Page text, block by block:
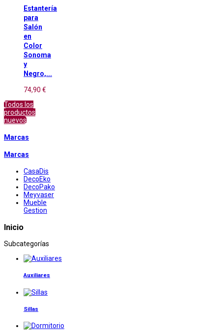
Estantería
para
Salón
en
Color
Sonoma
y
Negro,...
74,90 €
Todos los
productos
nuevos
Marcas
Marcas
CasaDis
DecoEko
DecoPako
Meyvaser
Mueble
Gestion
Inicio
Subcategorías
Auxiliares
Sillas